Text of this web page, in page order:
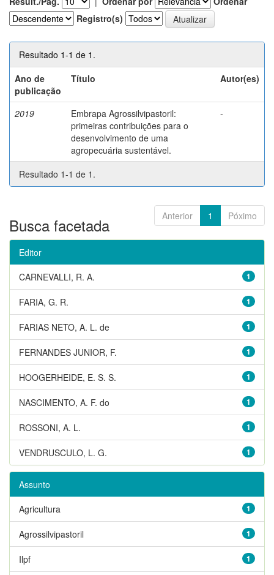
Registro(s)
Resultado 1-1 de 1.
Ano de
publicação
Título Autor(es)
2019
Embrapa Agrossilvipastoril:
primeiras contribuições para o
desenvolvimento de uma
agropecuária sustentável.
-
Resultado 1-1 de 1.
Anterior 1 Póximo
Busca facetada
Editor
1
CARNEVALLI, R. A.
1
FARIA, G. R.
1
FARIAS NETO, A. L. de
1
FERNANDES JUNIOR, F.
1
HOOGERHEIDE, E. S. S.
1
NASCIMENTO, A. F. do
1
ROSSONI, A. L.
1
VENDRUSCULO, L. G.
Assunto
1
Agricultura
1
Agrossilvipastoril
1
Ilpf